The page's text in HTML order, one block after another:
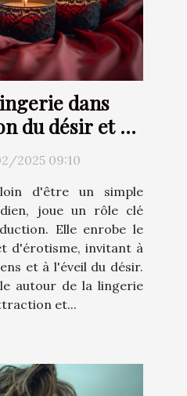
dans
du désir et de
2025 09:10
d'être un simple
joue un rôle clé
Elle enrobe le
d'érotisme, invitant à
et à l'éveil du désir.
autour de la lingerie
et...